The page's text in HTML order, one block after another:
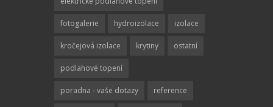
fotogalerie hydroizolace izolace
kročejová izolace krytiny ostatní
podlahové topení
poradna - vaše dotazy reference